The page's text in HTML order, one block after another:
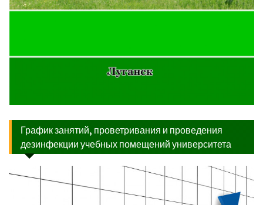
График занятий, проветривания и проведения
дезинфекции учебных помещений университета